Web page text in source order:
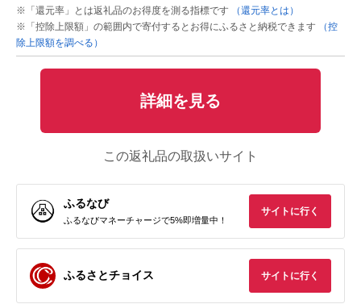
※「還元率」とは返礼品のお得度を測る指標です
（還元率とは）
※「控除上限額」の範囲内で寄付するとお得にふるさと納税できます
（控
除上限額を調べる）
詳細を見る
この返礼品の取扱いサイト
ふるなび
ふるなびマネーチャージで5%即増量中！
サイトに行く
ふるさとチョイス サイトに行く